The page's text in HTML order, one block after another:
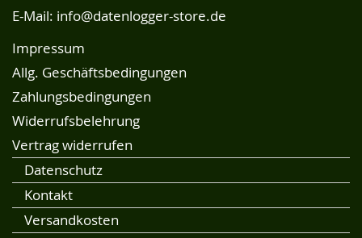
E-Mail: info@datenlogger-store.de
Impressum
Allg. Geschäftsbedingungen
Zahlungsbedingungen
Widerrufsbelehrung
Vertrag widerrufen
Datenschutz
Kontakt
Versandkosten